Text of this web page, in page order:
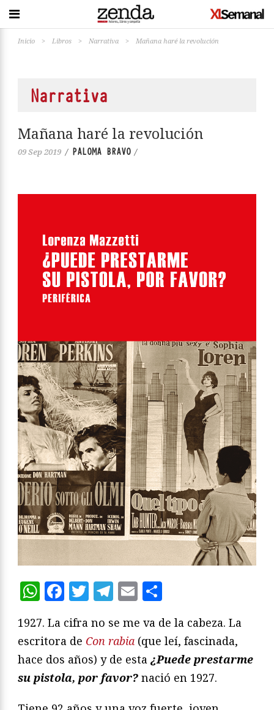
Inicio > Libros > Narrativa > Mañana haré la revolución
Narrativa
Mañana haré la revolución
09 Sep 2019 / PALOMA BRAVO /
WhatsApp
Facebook
Twitter
Telegram
Email
1927. La cifra no se me va de la cabeza. La
escritora de Con rabia (que leí, fascinada,
hace dos años) y de esta ¿Puede prestarme
su pistola, por favor? nació en 1927.